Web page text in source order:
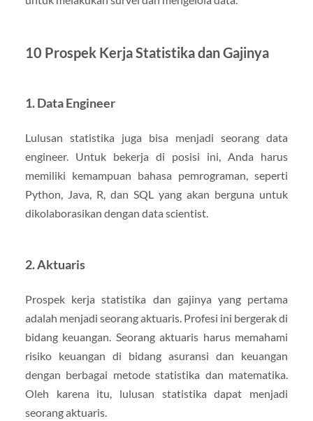
10 Prospek Kerja Statistika dan Gajinya
1. Data Engineer
Lulusan statistika juga bisa menjadi seorang data
engineer. Untuk bekerja di posisi ini, Anda harus
memiliki kemampuan bahasa pemrograman, seperti
Python, Java, R, dan SQL yang akan berguna untuk
dikolaborasikan dengan data scientist.
2. Aktuaris
Prospek kerja statistika dan gajinya yang pertama
adalah menjadi seorang aktuaris. Profesi ini bergerak di
bidang keuangan. Seorang aktuaris harus memahami
risiko keuangan di bidang asuransi dan keuangan
dengan berbagai metode statistika dan matematika.
Oleh karena itu, lulusan statistika dapat menjadi
seorang aktuaris.